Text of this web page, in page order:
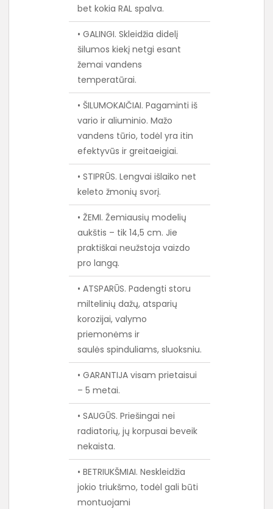
bet kokia RAL spalva.
• GALINGI. Skleidžia didelį
šilumos kiekį netgi esant
žemai vandens
temperatūrai.
• ŠILUMOKAIČIAI. Pagaminti iš
vario ir aliuminio. Mažo
vandens tūrio, todėl yra itin
efektyvūs ir greitaeigiai.
• STIPRŪS. Lengvai išlaiko net
keleto žmonių svorį.
• ŽEMI. Žemiausių modelių
aukštis – tik 14,5 cm. Jie
praktiškai neužstoja vaizdo
pro langą.
• ATSPARŪS. Padengti storu
miltelinių dažų, atsparių
korozijai, valymo
priemonėms ir
saulės spinduliams, sluoksniu.
• GARANTIJA visam prietaisui
– 5 metai.
• SAUGŪS. Priešingai nei
radiatorių, jų korpusai beveik
nekaista.
• BETRIUKŠMIAI. Neskleidžia
jokio triukšmo, todėl gali būti
montuojami